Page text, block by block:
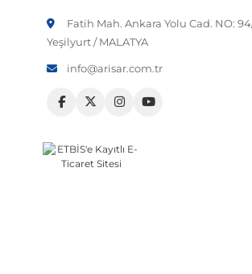
Fatih Mah. Ankara Yolu Cad. NO:
Yeşilyurt / MALATYA
info@arisar.com.tr